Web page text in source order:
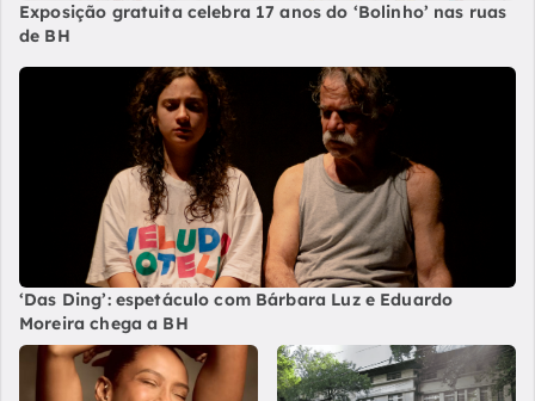
Exposição gratuita celebra 17 anos do ‘Bolinho’ nas ruas
de BH
‘Das Ding’: espetáculo com Bárbara Luz e Eduardo
Moreira chega a BH